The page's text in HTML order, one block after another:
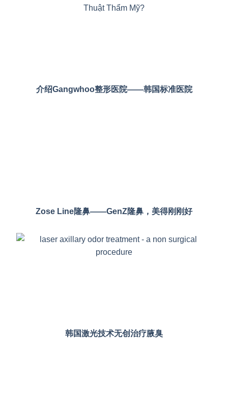
介绍Gangwhoo整形医院——韩国标准医院
Zose Line隆鼻——GenZ隆鼻，美得刚刚好
韩国激光技术无创治疗腋臭